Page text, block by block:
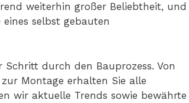
weiterhin großer Beliebtheit, und
selbst gebauten
durch den Bauprozess. Von
Montage erhalten Sie alle
wir aktuelle Trends sowie bewährte